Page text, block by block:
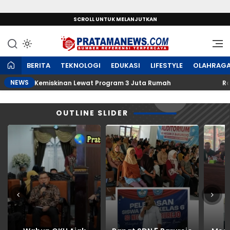
SCROLL UNTUK MELANJUTKAN
PratamaNews.com
Sumber Referensi Terpercaya
BERITA TEKNOLOGI EDUKASI LIFESTYLE
NEWS
Kemiskinan Lewat Program 3 Juta Rumah Rapat
OUTLINE SLIDER